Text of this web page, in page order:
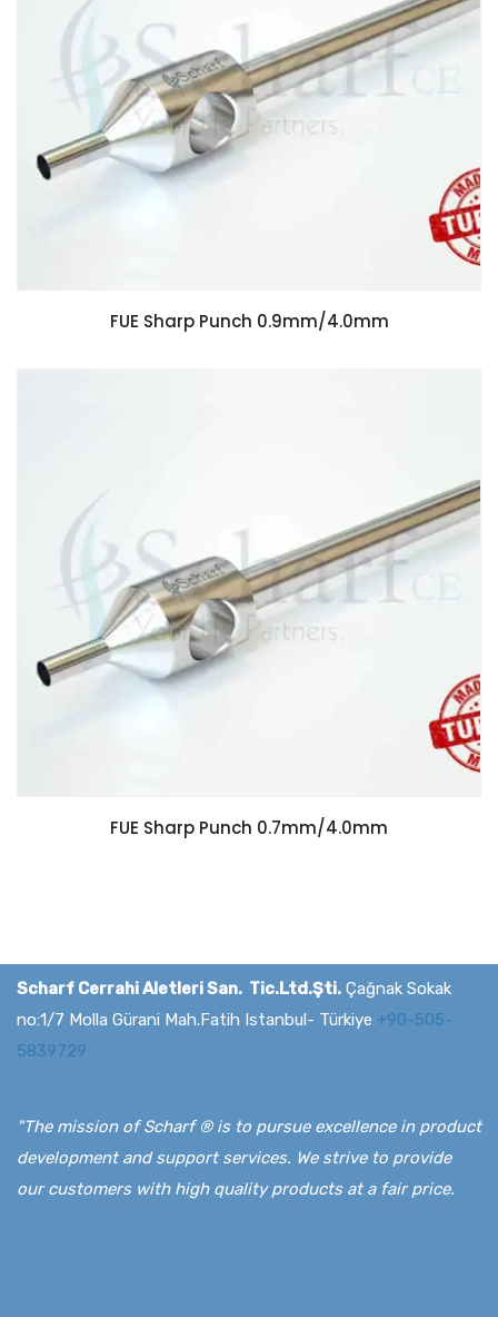
FUE Sharp Punch 0.9mm/4.0mm
FUE Sharp Punch 0.7mm/4.0mm
Scharf Cerrahi Aletleri San. Tic.Ltd.Şti. Çağnak Sokak
no:1/7 Molla Gürani Mah.Fatih Istanbul- Türkiye +90-505-
5839729
"The mission of Scharf ® is to pursue excellence in product
development and support services. We strive to provide
our customers with high quality products at a fair price.